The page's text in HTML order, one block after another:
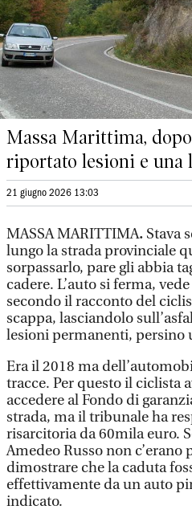
Massa Marittima,
riportato lesioni e una
21 giugno 2026 13:03
MASSA MARITTIMA. Stava
lungo la strada provinciale
sorpassarlo, pare gli abbia
cadere. L’auto si ferma,
secondo il racconto del
scappa, lasciandolo
lesioni permanenti, persino
Era il 2018 ma
tracce. Per questo il ciclista
accedere al Fondo di
strada, ma il tribunale ha
risarcitoria da 60mila euro.
Amedeo Russo non c’erano
dimostrare che la caduta
effettivamente da un auto
indicato.